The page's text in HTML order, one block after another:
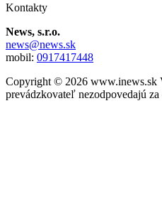
Kontakty
News, s.r.o.
news@news.sk
mobil: 0917417448
Copyright © 2026 www.inews.sk
prevádzkovateľ nezodpovedajú za